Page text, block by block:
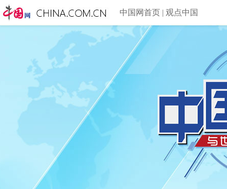
中国网首页 | 观点中国